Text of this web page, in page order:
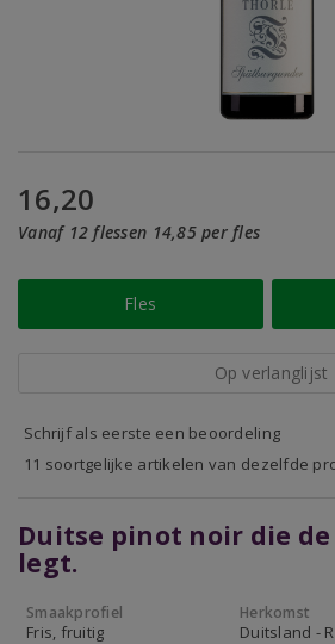
16,20
Vanaf 12 flessen 14,85 per fles
Fles
Op verlanglijst
Schrijf als eerste een beoordeling
11 soortgelijke artikelen van dezelfde
Duitse pinot noir die
legt.
Smaakprofiel
Fris, fruitig
Herkomst
Duitsland -